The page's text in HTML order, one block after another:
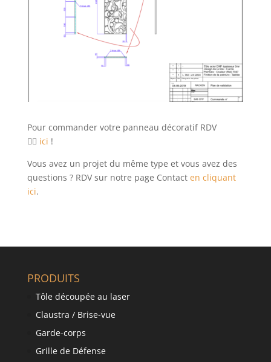
Pour commander votre panneau décoratif RDV
👉🏼 ici !
Vous avez un projet du même type et vous avez des
questions ? RDV sur notre page Contact en cliquant
ici.
PRODUITS
Tôle découpée au laser
Claustra / Brise-vue
Garde-corps
Grille de Défense